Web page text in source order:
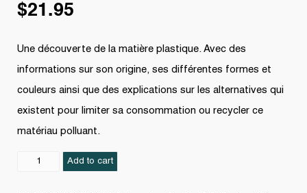
$21.95
Une découverte de la matière plastique. Avec des
informations sur son origine, ses différentes formes et
couleurs ainsi que des explications sur les alternatives qui
existent pour limiter sa consommation ou recycler ce
matériau polluant.
Add to cart